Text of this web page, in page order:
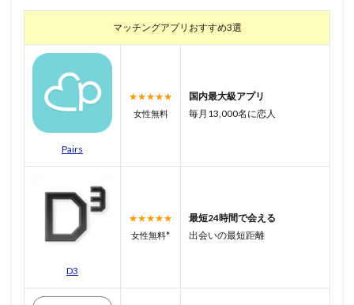
マッチングアプリおすすめ3選
Pairs
★★★★★
女性無料
国内最大級アプリ
毎月13,000名に恋人
D3
★★★★★
女性無料*
最短24時間で会える
出会いの最短距離